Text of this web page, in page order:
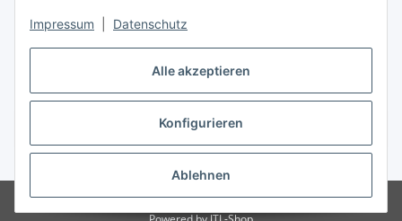
Alle akzeptieren
Konfigurieren
Ablehnen
Impressum Datenschutz
16:00 – 19:00 Uhr
Vertrag widerrufen
* Alle Preise inkl. gesetzlicher USt., zzgl.Versand
© RC-High Performance
Irrtümer und Änderungen vorbehalten